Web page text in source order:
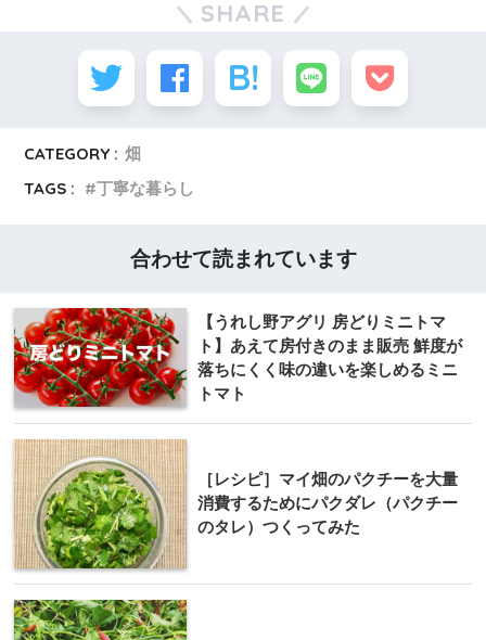
SHARE
CATEGORY : 畑
TAGS :
丁寧な暮らし
合わせて読まれています
【うれし野アグリ 房どりミニトマ
ト】あえて房付きのまま販売 鮮度が
落ちにくく味の違いを楽しめるミニ
トマト
［レシピ］マイ畑のパクチーを大量
消費するためにパクダレ（パクチー
のタレ）つくってみた